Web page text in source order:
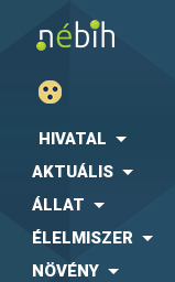
HIVATAL
AKTUÁLIS
ÁLLAT
ÉLELMISZER
NÖVÉNY